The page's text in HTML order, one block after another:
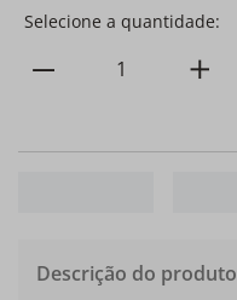
Descrição do produto